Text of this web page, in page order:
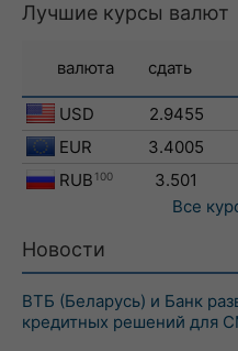
Лучшие курсы валют
валюта сдать
USD 2.9455
EUR
3.4005
RUB 100 3.501
Все
Новости
ВТБ (Беларусь) и Банк
кредитных решений для